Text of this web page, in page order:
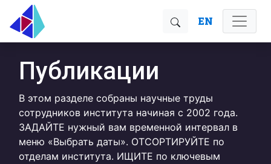
EN
Публикации
В этом разделе собраны научные труды
сотрудников института начиная с 2002 года.
ЗАДАЙТЕ нужный вам временной интервал в
меню «Выбрать даты». ОТСОРТИРУЙТЕ по
отделам института. ИЩИТЕ по ключевым